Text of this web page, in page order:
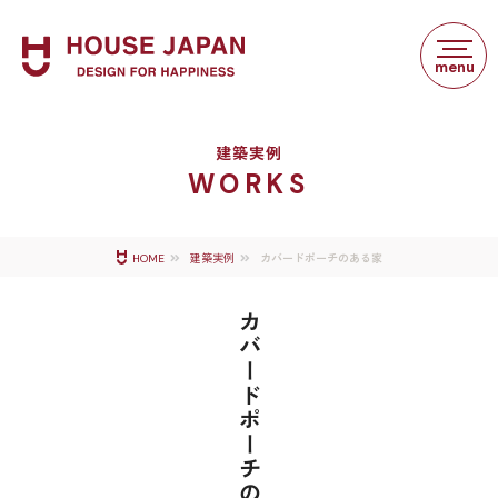
建築実例
WORKS
HOME 建築実例 カバードポーチのある家